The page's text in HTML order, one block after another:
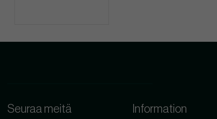
Seuraa meitä Information